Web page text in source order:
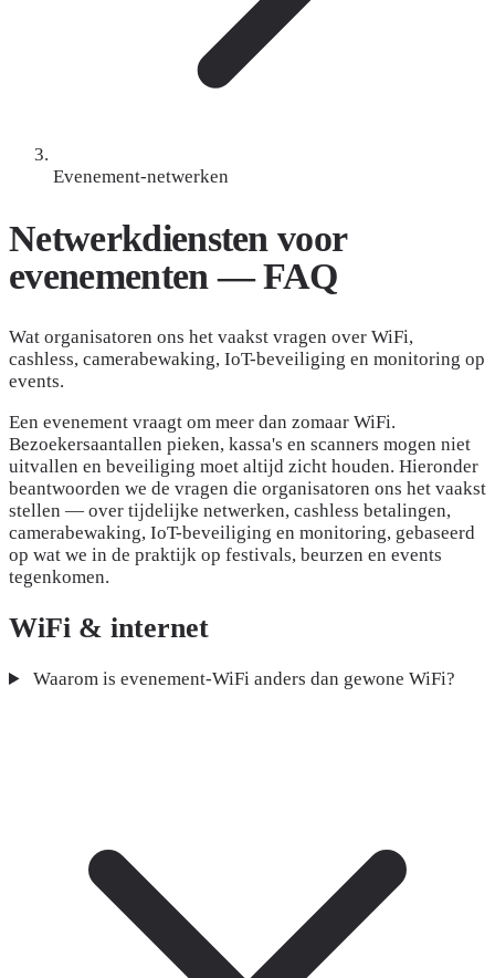
Evenement-netwerken
Netwerkdiensten voor
evenementen —FAQ
Wat organisatoren ons het vaakst vragen over WiFi,
cashless, camerabewaking, IoT-beveiliging en monitoring op
events.
Een evenement vraagt om meer dan zomaar WiFi.
Bezoekersaantallen pieken, kassa's en scanners mogen niet
uitvallen en beveiliging moet altijd zicht houden. Hieronder
beantwoorden we de vragen die organisatoren ons het vaakst
stellen — over tijdelijke netwerken, cashless betalingen,
camerabewaking, IoT-beveiliging en monitoring, gebaseerd
op wat we in de praktijk op festivals, beurzen en events
tegenkomen.
WiFi & internet
Waarom is evenement-WiFi anders dan gewone WiFi?